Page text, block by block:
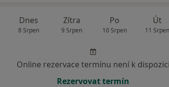
Dnes
8 Srpen
Zítra
9 Srpen
Po
10 Srpen
Út
11 Srpen
Online rezervace termínu není k dispozici
Rezervovat termín